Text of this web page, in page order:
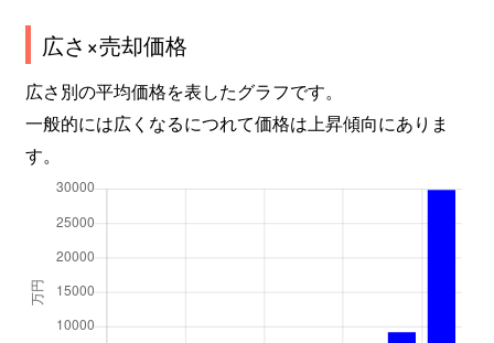
富松町
富松町
4,300万円
武庫之荘
長洲西通
2,000万円
尼崎(ＪＲ)
長洲東通
長洲東通
広さ×売却価格
広さ別の平均価格を表したグラフです。
一般的には広くなるにつれて価格は上昇傾向にありま
す。